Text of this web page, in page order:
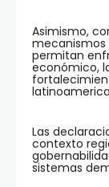
Asimismo,
mecanismos
permitan
económico,
Las
contexto
sistemas